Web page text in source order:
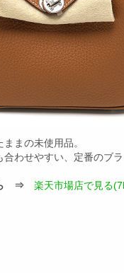
まの未使用品。
わせやすい、定番のブラ
ら ⇒ 楽天市場店で見る